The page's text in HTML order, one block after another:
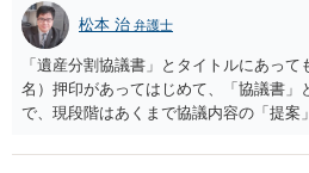
松本 治 弁護士
「遺産分割協議書」とタイトルにあっ
名）押印があってはじめて、「協議書」
で、現段階はあくまで協議内容の「提案
成立となります。その場合、成立させた